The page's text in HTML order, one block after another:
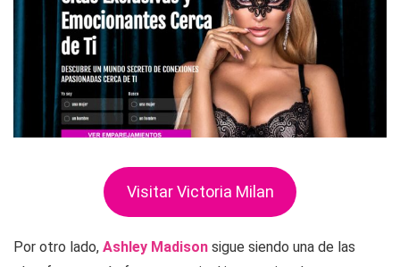
Visitar Victoria Milan
Por otro lado, Ashley Madison sigue siendo una de las